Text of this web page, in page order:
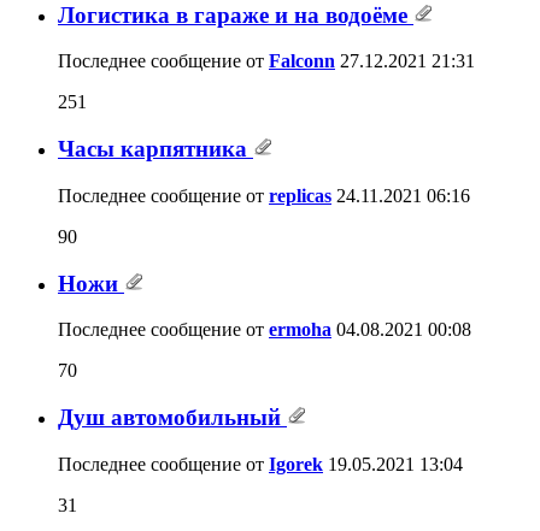
Логистика в гараже и на водоёме
Последнее сообщение от Falconn 27.12.2021 21:31
251
Часы карпятника
Последнее сообщение от replicas 24.11.2021 06:16
90
Ножи
Последнее сообщение от ermoha 04.08.2021 00:08
70
Душ автомобильный
Последнее сообщение от Igorek 19.05.2021 13:04
31